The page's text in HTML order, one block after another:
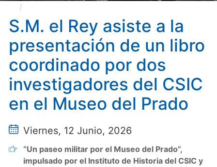
coordinado por dos investigadores del CSIC en el
Museo del Prado
S.M. el Rey asiste a la
presentación de un libro
coordinado por dos
investigadores del CSIC
en el Museo del Prado
Viernes, 12 Junio, 2026
“Un paseo militar por el Museo del Prado”,
impulsado por el Instituto de Historia del CSIC y